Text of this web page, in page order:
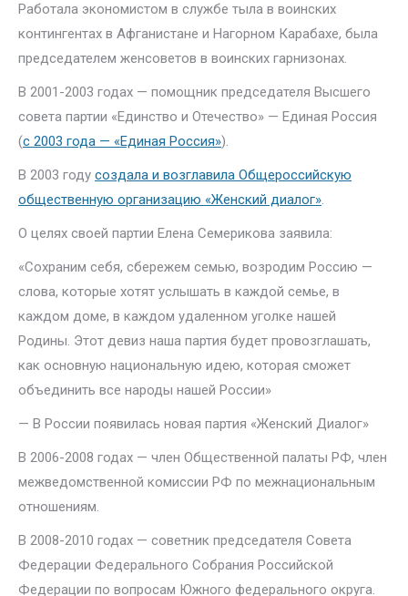
Работала экономистом в службе тыла в воинских
контингентах в Афганистане и Нагорном Карабахе, была
председателем женсоветов в воинских гарнизонах.
В 2001-2003 годах — помощник председателя Высшего
совета партии «Единство и Отечество» — Единая Россия
(с 2003 года — «Единая Россия»).
В 2003 году создала и возглавила Общероссийскую
общественную организацию «Женский диалог».
О целях своей партии Елена Семерикова заявила:
«Сохраним себя, сбережем семью, возродим Россию —
слова, которые хотят услышать в каждой семье, в
каждом доме, в каждом удаленном уголке нашей
Родины. Этот девиз наша партия будет провозглашать,
как основную национальную идею, которая сможет
объединить все народы нашей России»
— В России появилась новая партия «Женский Диалог»
В 2006-2008 годах — член Общественной палаты РФ, член
межведомственной комиссии РФ по межнациональным
отношениям.
В 2008-2010 годах — советник председателя Совета
Федерации Федерального Собрания Российской
Федерации по вопросам Южного федерального округа.